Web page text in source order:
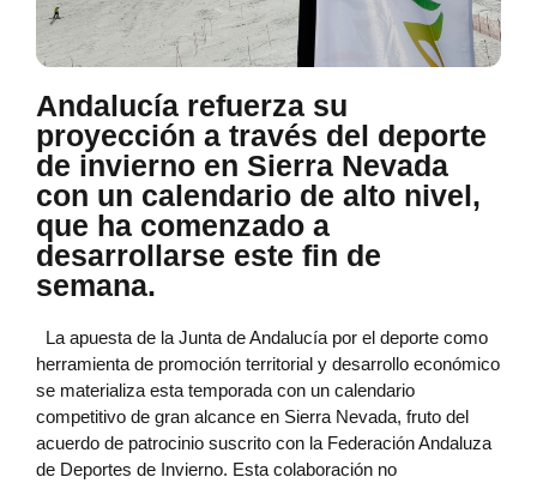
Andalucía refuerza su
proyección a través del deporte
de invierno en Sierra Nevada
con un calendario de alto nivel,
que ha comenzado a
desarrollarse este fin de
semana.
La apuesta de la Junta de Andalucía por el deporte como
herramienta de promoción territorial y desarrollo económico
se materializa esta temporada con un calendario
competitivo de gran alcance en Sierra Nevada, fruto del
acuerdo de patrocinio suscrito con la Federación Andaluza
de Deportes de Invierno. Esta colaboración no